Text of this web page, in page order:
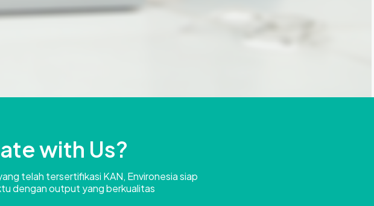
with Us?
telah tersertifikasi KAN, Environesia siap
dengan output yang berkualitas